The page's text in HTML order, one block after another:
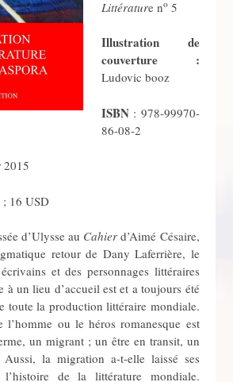
Littérature no5
Illustration de
couverture :
Ludovic booz
ISBN: 978-99970-
86-08-2
2015
16 USD
d’Ulysse au Cahier d’Aimé Césaire,
retour de Dany Laferrière, le
et des personnages littéraires
à un lieu d’accueil est et a toujours été
toute la production littéraire mondiale.
l’homme ou le héros romanesque est
un migrant ; un être en transit, un
Aussi, la migration a­-t­-elle laissé ses
l’his­toire de la littérature mondiale.